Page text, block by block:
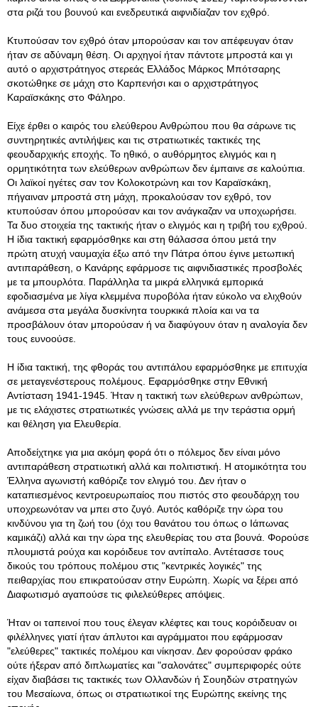
στα ριζά του βουνού και ενεδρευτικά αιφνιδίαζαν τον εχθρό.
Κτυπούσαν τον εχθρό όταν μπορούσαν και τον απέφευγαν όταν
ήταν σε αδύναμη θέση. Οι αρχηγοί ήταν πάντοτε μπροστά και γι
αυτό ο αρχιστράτηγος στερεάς Ελλάδος Μάρκος Μπότσαρης
σκοτώθηκε σε μάχη στο Καρπενήσι και ο αρχιστράτηγος
Καραϊσκάκης στο Φάληρο.
Είχε έρθει ο καιρός του ελεύθερου Ανθρώπου που θα σάρωνε τις
συντηρητικές αντιλήψεις και τις στρατιωτικές τακτικές της
φεουδαρχικής εποχής. Το ηθικό, ο αυθόρμητος ελιγμός και η
ορμητικότητα των ελεύθερων ανθρώπων δεν έμπαινε σε καλούπια.
Οι λαϊκοί ηγέτες σαν τον Κολοκοτρώνη και τον Καραϊσκάκη,
πήγαιναν μπροστά στη μάχη, προκαλούσαν τον εχθρό, τον
κτυπούσαν όπου μπορούσαν και τον ανάγκαζαν να υποχωρήσει.
Τα δυο στοιχεία της τακτικής ήταν ο ελιγμός και η τριβή του εχθρού.
Η ίδια τακτική εφαρμόσθηκε και στη θάλασσα όπου μετά την
πρώτη ατυχή ναυμαχία έξω από την Πάτρα όπου έγινε μετωπική
αντιπαράθεση, ο Κανάρης εφάρμοσε τις αιφνιδιαστικές προσβολές
με τα μπουρλότα. Παράλληλα τα μικρά ελληνικά εμπορικά
εφοδιασμένα με λίγα κλεμμένα πυροβόλα ήταν εύκολο να ελιχθούν
ανάμεσα στα μεγάλα δυσκίνητα τουρκικά πλοία και να τα
προσβάλουν όταν μπορούσαν ή να διαφύγουν όταν η αναλογία δεν
τους ευνοούσε.
Η ίδια τακτική, της φθοράς του αντιπάλου εφαρμόσθηκε με επιτυχία
σε μεταγενέστερους πολέμους. Εφαρμόσθηκε στην Εθνική
Αντίσταση 1941-1945. Ήταν η τακτική των ελεύθερων ανθρώπων,
με τις ελάχιστες στρατιωτικές γνώσεις αλλά με την τεράστια ορμή
και θέληση για Ελευθερία.
Αποδείχτηκε για μια ακόμη φορά ότι ο πόλεμος δεν είναι μόνο
αντιπαράθεση στρατιωτική αλλά και πολιτιστική. Η ατομικότητα του
Έλληνα αγωνιστή καθόριζε τον ελιγμό του. Δεν ήταν ο
καταπιεσμένος κεντροευρωπαίος που πιστός στο φεουδάρχη του
υποχρεωνόταν να μπει στο ζυγό. Αυτός καθόριζε την ώρα του
κινδύνου για τη ζωή του (όχι του θανάτου του όπως ο Ιάπωνας
καμικάζι) αλλά και την ώρα της ελευθερίας του στα βουνά. Φορούσε
πλουμιστά ρούχα και κορόιδευε τον αντίπαλο. Αντέτασσε τους
δικούς του τρόπους πολέμου στις "κεντρικές λογικές" της
πειθαρχίας που επικρατούσαν στην Ευρώπη. Χωρίς να ξέρει από
Διαφωτισμό αγαπούσε τις φιλελεύθερες απόψεις.
Ήταν οι ταπεινοί που τους έλεγαν κλέφτες και τους κορόιδευαν οι
φιλέλληνες γιατί ήταν άπλυτοι και αγράμματοι που εφάρμοσαν
"ελεύθερες" τακτικές πολέμου και νίκησαν. Δεν φορούσαν φράκο
ούτε ήξεραν από διπλωματίες και "σαλονάτες" συμπεριφορές ούτε
είχαν διαβάσει τις τακτικές των Ολλανδών ή Σουηδών στρατηγών
του Μεσαίωνα, όπως οι στρατιωτικοί της Ευρώπης εκείνης της